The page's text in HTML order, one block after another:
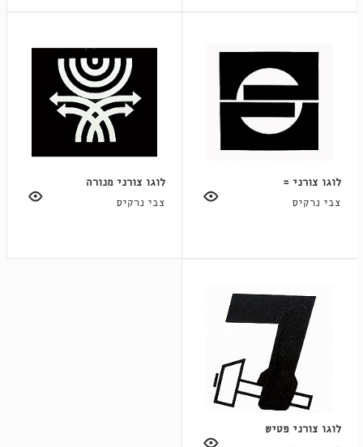
לוגו צורני =
צבי נרקיס
לוגו צורני מנורה
צבי נרקיס
לוגו צורני פטיש